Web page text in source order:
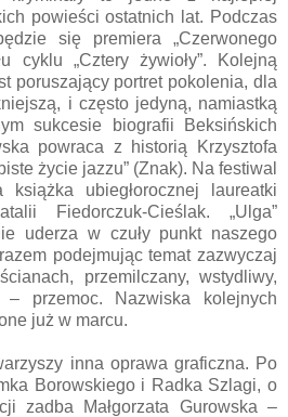
powieści ostatnich lat. Podczas
się premiera „Czerwonego
cyklu „Cztery żywioły”. Kolejną
poruszający portret pokolenia, dla
i często jedyną, namiastką
sukcesie biografii Beksińskich
powraca z historią Krzysztofa
życie jazzu” (Znak). Na festiwal
ubiegłorocznej laureatki
Fiedorczuk-Cieślak. „Ulga”
uderza w czuły punkt naszego
podejmując temat zazwyczaj
przemilczany, wstydliwy,
– przemoc. Nazwiska kolejnych
już w marcu.
inna oprawa graficzna. Po
Borowskiego i Radka Szlagi, o
zadba Małgorzata Gurowska –